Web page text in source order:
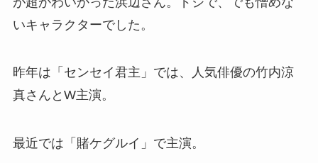
いキャラクターでした。
昨年は「センセイ君主」では、人気俳優の竹内涼
真さんとW主演。
最近では「賭ケグルイ」で主演。